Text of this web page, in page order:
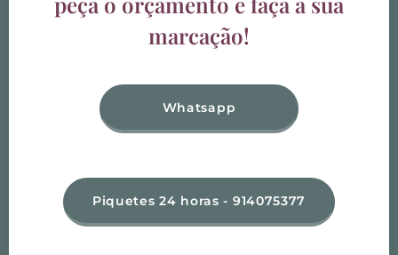
marcação!
Whatsapp
Piquetes 24 horas - 914075377